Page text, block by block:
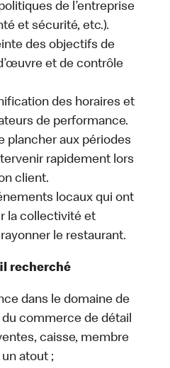
de l’entreprise
et sécurité, etc.).
des objectifs de
et de contrôle
des horaires et
de performance.
plancher aux périodes
rapidement lors
client.
locaux qui ont
la collectivité et
le restaurant.
recherché
dans le domaine de
commerce de détail
caisse, membre
un atout ;